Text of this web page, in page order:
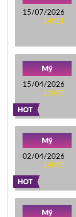
15/07/2026
14h21
HOT
Mỹ
15/04/2026
11h00
HOT
Mỹ
02/04/2026
14h00
Mỹ